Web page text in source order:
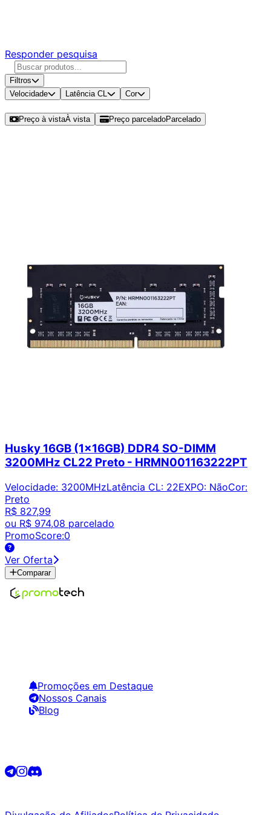
Responder pesquisa
Filtros
Velocidade
Latência CL Cor
Preço à vistaÀ vista Preço parceladoParcelado
Husky 16GB (1x16GB) DDR4 SO-DIMM
3200MHz CL22 Preto - HRMN001163222PT
Velocidade: 3200MHzLatência CL: 22EXPO: NãoCor:
Preto
R$ 827,99
ou R$ 974,08 parcelado
PromoScore:0
Ver Oferta
Comparar
Promoções em Destaque
Nossos Canais
Blog